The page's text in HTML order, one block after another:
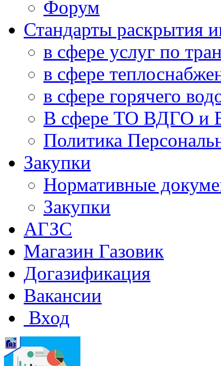
Форум
Стандарты раскрытия
в сфере услуг по
в сфере
в сфере горячего
В сфере ТО ВДГО и
Политика
Закупки
Нормативные
Закупки
АГЗС
Магазин Газовик
Догазификация
Вакансии
Вход